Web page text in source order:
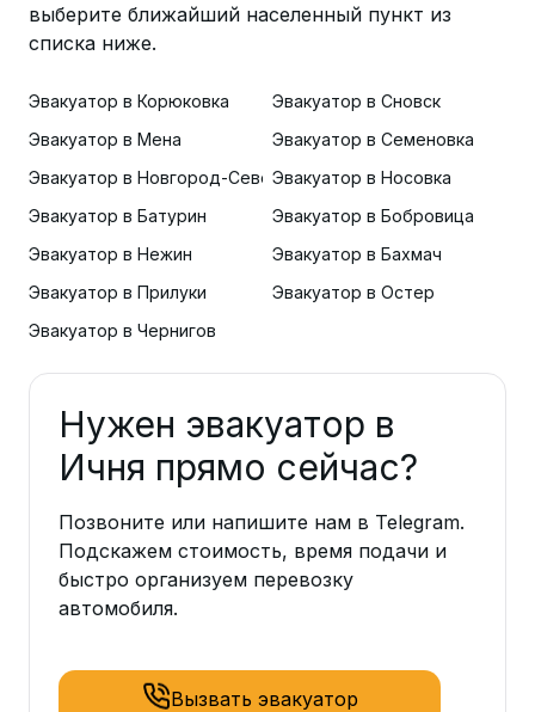
выберите ближайший населенный пункт из
списка ниже.
Эвакуатор в Корюковка
Эвакуатор в Сновск
Эвакуатор в Мена
Эвакуатор в Семеновка
Эвакуатор в Новгород-СеверскийЭвакуатор в Носовка
Эвакуатор в Батурин
Эвакуатор в Бобровица
Эвакуатор в Нежин
Эвакуатор в Бахмач
Эвакуатор в Прилуки
Эвакуатор в Остер
Эвакуатор в Чернигов
Нужен эвакуатор в
Ичня прямо сейчас?
Позвоните или напишите нам в Telegram.
Подскажем стоимость, время подачи и
быстро организуем перевозку
автомобиля.
Вызвать эвакуатор